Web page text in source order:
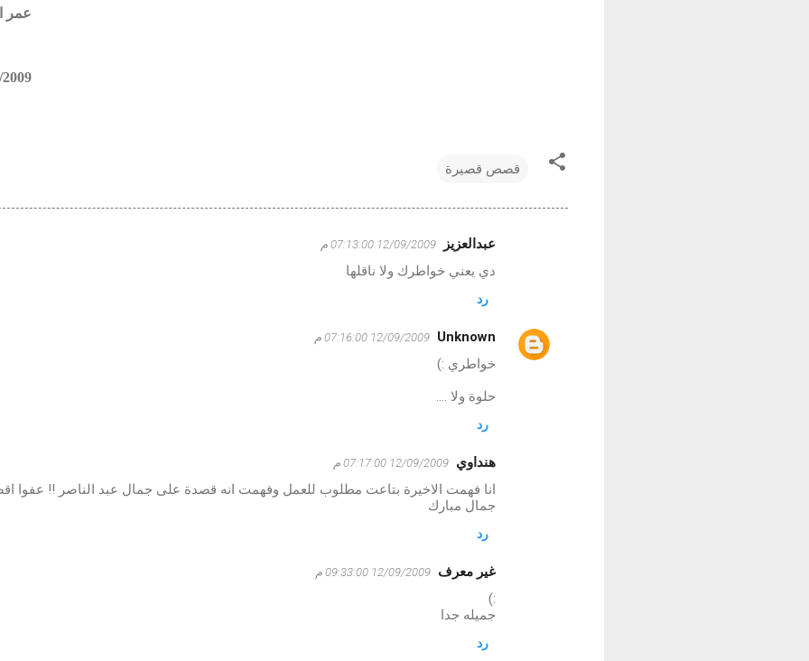
عمر
قصص قصيرة
ق
عبدالعزيز 12/09/2009 07:13:00 م
دي يعني خواطرك ولا ناقلها
رد
Unknown 12/09/2009 07:16:00 م
خواطري :)
حلوة ولا ....
رد
هنداوي 12/09/2009 07:17:00 م
انا فهمت الاخيرة بتاعت مطلوب للعمل وفهمت انه قصدة على جمال عبد الناصر !! عفوا
جمال مبارك
رد
غير معرف 12/09/2009 09:33:00 م
:)
جميله جدا
رد